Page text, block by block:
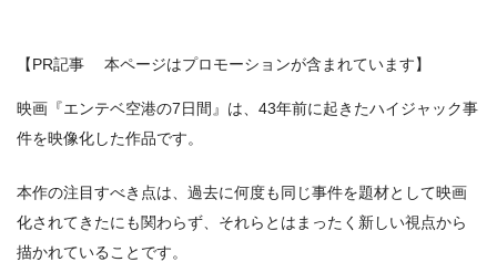
【PR記事 本ページはプロモーションが含まれています】
映画『エンテベ空港の7日間』は、43年前に起きたハイジャック事
件を映像化した作品です。
本作の注目すべき点は、過去に何度も同じ事件を題材として映画
化されてきたにも関わらず、それらとはまったく新しい視点から
描かれていることです。